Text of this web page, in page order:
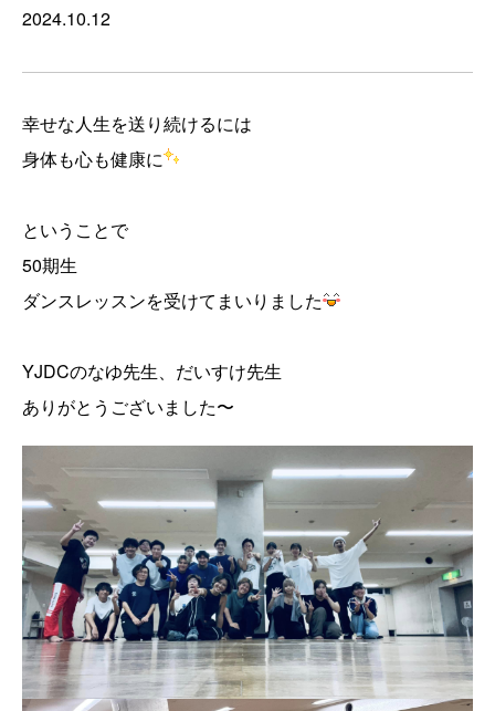
2024.10.12
幸せな人生を送り続けるには
身体も心も健康に
ということで
50期生
ダンスレッスンを受けてまいりました
YJDCのなゆ先生、だいすけ先生
ありがとうございました〜